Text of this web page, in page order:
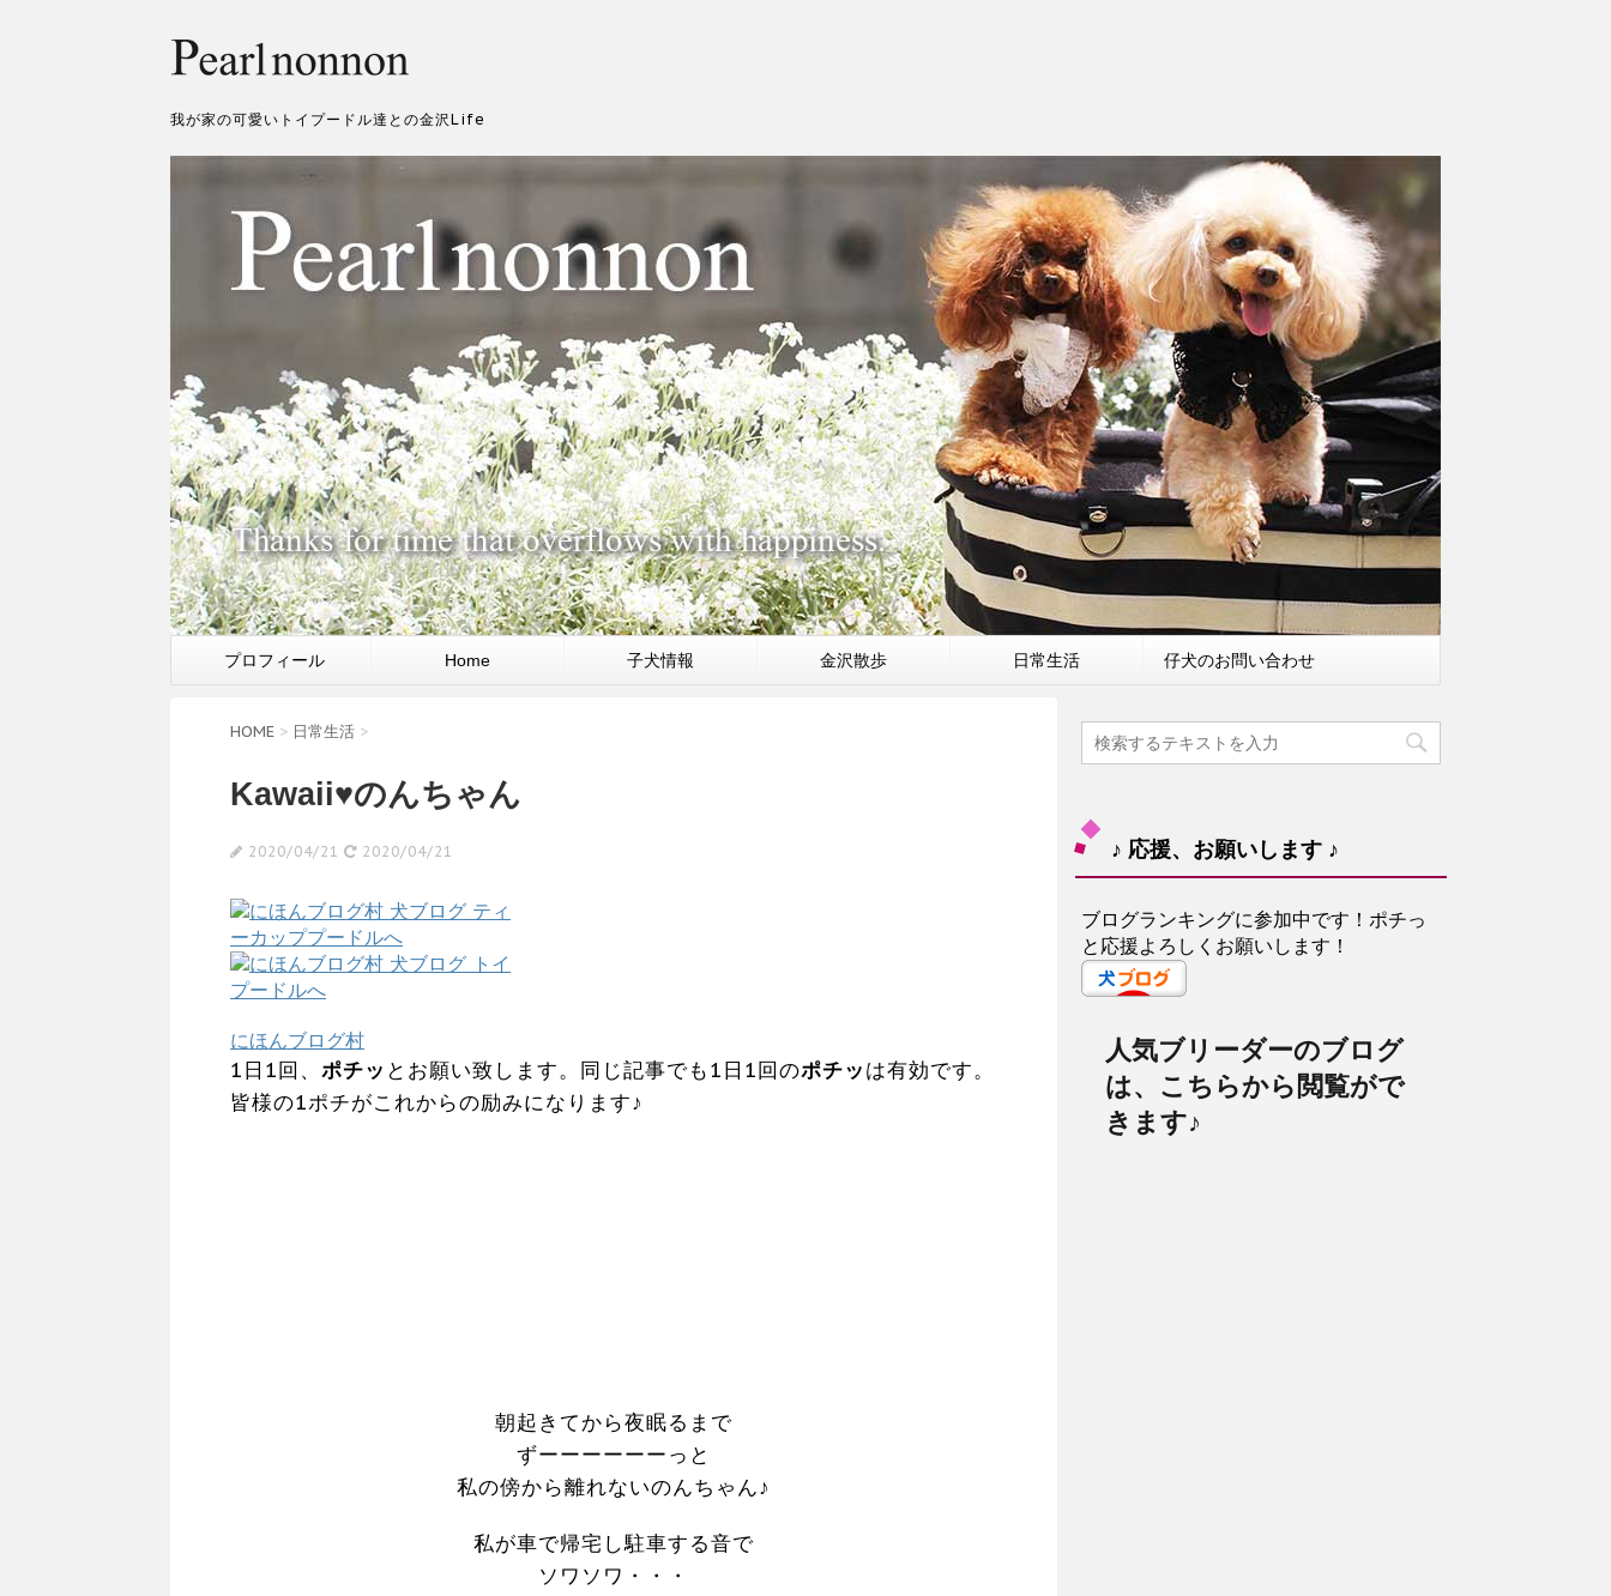
我が家の可愛いトイプードル達との金沢Life
プロフィール Home 子犬情報 金沢散歩 日常生活 仔犬のお問い合わせ
HOME > 日常生活 >
Kawaii♥のんちゃん
2020/04/21 2020/04/21
にほんブログ村
1日1回、 ポチッ とお願い致します。同じ記事でも1日1回のポチッは有効です。
皆様の1ポチがこれからの励みになります♪
朝起きてから夜眠るまで
ずーーーーーーっと
私の傍から離れないのんちゃん♪
私が車で帰宅し駐車する音で
ソワソワ・・・
♪ 応援、お願いします ♪
ブログランキングに参加中です！ポチっ
と応援よろしくお願いします！
人気ブリーダーのブログ
は、こちらから閲覧がで
きます♪